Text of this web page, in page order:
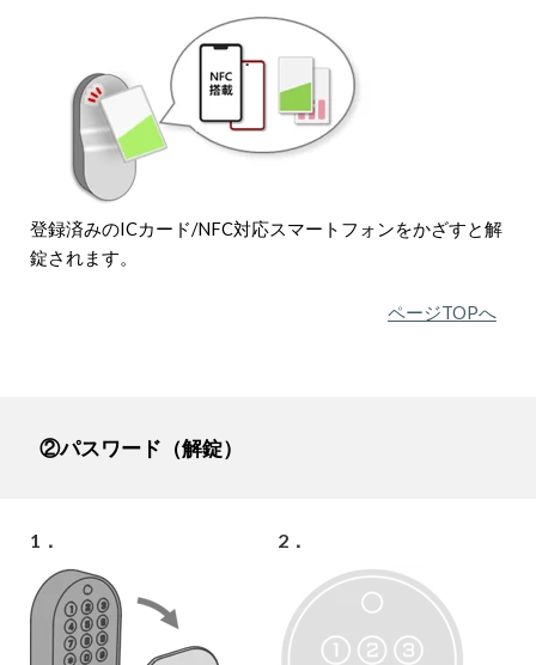
登録済みのICカード/NFC対応スマートフォンをかざすと解
錠されます。
ページTOPへ
②パスワード（解錠）
1． 2．